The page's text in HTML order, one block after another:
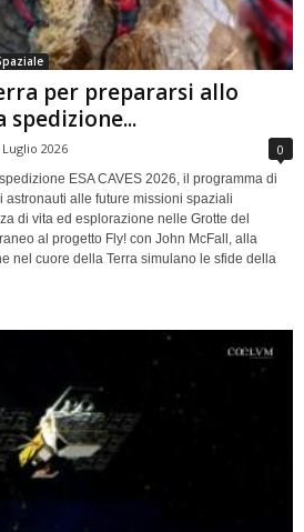
per prepararsi allo
spedizione...
Luglio 2026 0
ESA CAVES 2026, il programma di
alle future missioni spaziali
di vita ed esplorazione nelle Grotte del
al progetto Fly! con John McFall, alla
nel cuore della Terra simulano le sfide della